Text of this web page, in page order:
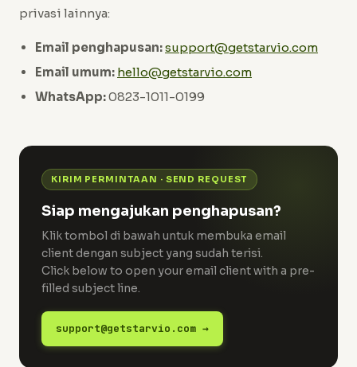
privasi lainnya:
Email penghapusan:support@getstarvio.com
Email umum: hello@getstarvio.com
WhatsApp:0823-1011-0199
KIRIM PERMINTAAN · SEND REQUEST
Siap mengajukan penghapusan?
Klik tombol di bawah untuk membuka email
client dengan subject yang sudah terisi.
Click below to open your email client with a pre-
filled subject line.
support@getstarvio.com →